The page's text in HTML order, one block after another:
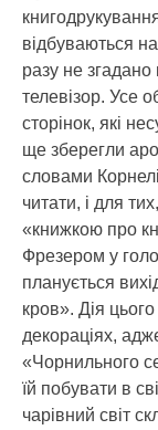
відбуваються
разу не
телевізор. Усе
сторінок, які
ще зберегли
словами
читати, і для
«книжкою про
Фрезером у
планується
кров». Дія
декораціях,
«Чорнильного
їй побувати в
чарівний світ